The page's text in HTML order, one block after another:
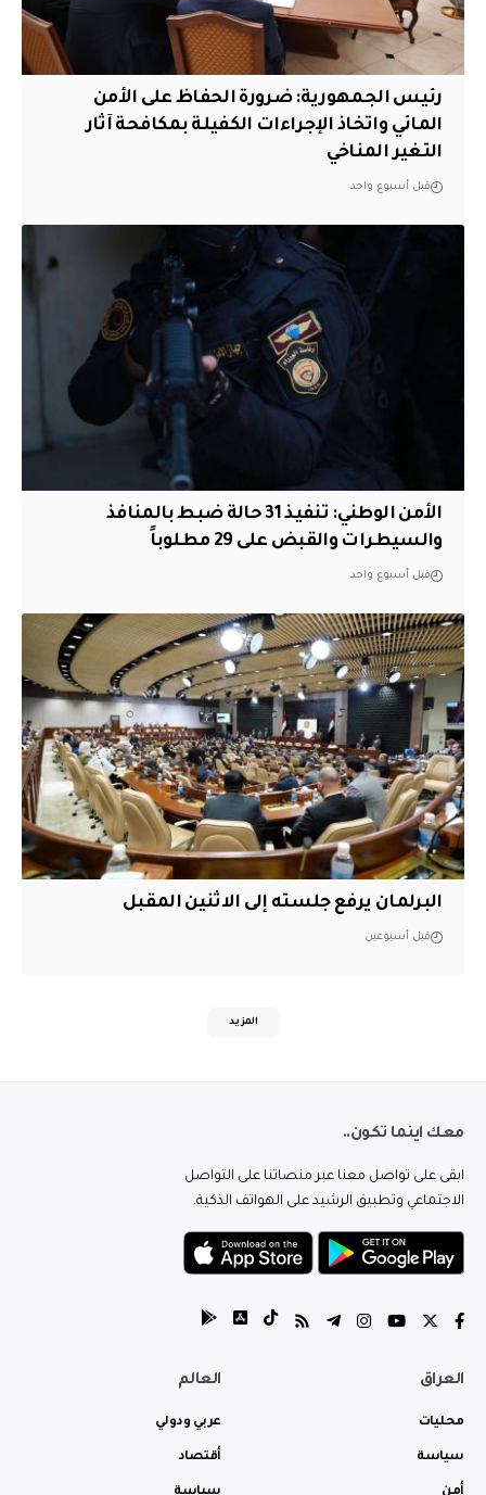
رئيس الجمهورية: ضرورة الحفاظ على الأمن
المائي واتخاذ الإجراءات الكفيلة بمكافحة آثار
التغير المناخي
قبل أسبوع واحد
الأمن الوطني: تنفيذ 31 حالة ضبط بالمنافذ
والسيطرات والقبض على 29 مطلوباً
قبل أسبوع واحد
البرلمان يرفع جلسته إلى الاثنين المقبل
قبل أسبوعين
المزيد
معك اينما تكون..
ابقى على تواصل معنا عبر منصاتنا على التواصل
الاجتماعي وتطبيق الرشيد على الهواتف الذكية.
العراق
محليات
سياسة
العالم
عربي ودولي
أقتصاد